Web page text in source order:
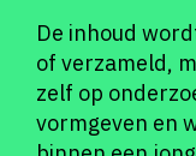
De inhoud
of verzameld,
zelf op
vormgeven en